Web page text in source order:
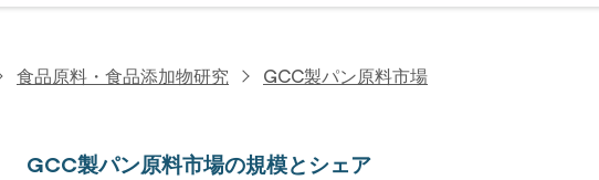
食品原料・食品添加物研究 GCC製パン原料市場
GCC製パン原料市場の規模とシェア